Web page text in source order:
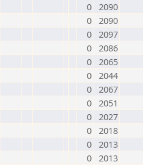
0 2090
0 2090
0 2097
0 2086
0 2065
0 2044
0 2067
0 2051
0 2027
0 2018
0 2013
0 2013